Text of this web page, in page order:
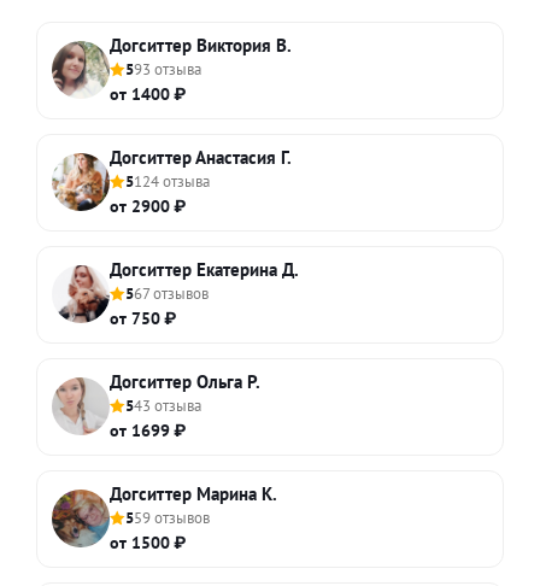
Догситтер Виктория В.
593 отзыва
от 1400 ₽
Догситтер Анастасия Г.
5124 отзыва
от 2900 ₽
Догситтер Екатерина Д.
567 отзывов
от 750 ₽
Догситтер Ольга Р.
543 отзыва
от 1699 ₽
Догситтер Марина К.
559 отзывов
от 1500 ₽